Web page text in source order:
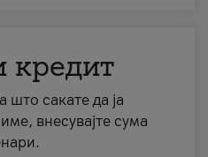
кредит
што сакате да ја
внесувајте сума